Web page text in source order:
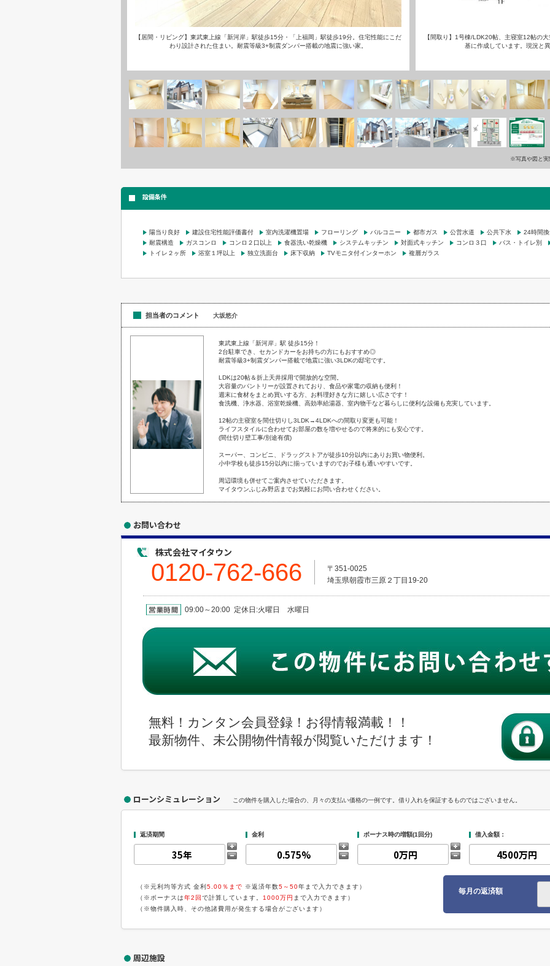
【居間・リビング】東武東上線「新河岸」駅徒歩15分・「上福岡」駅徒歩19分。住宅性能にこだ
わり設計された住まい。耐震等級3+制震ダンパー搭載の地震に強い家。
【間取り】1号棟/LDK20帖、主寝室12帖の
基に作成しています。現況と
※写真や図と実
設備条件
陽当り良好 建設住宅性能評価書付 室内洗濯機置場 フローリング バルコニー 都市ガス 公営水道 公共下水
24時間
耐震構造
ガスコンロ コンロ２口以上 食器洗い乾燥機 システムキッチン 対面式キッチン コンロ３口
バス・トイレ別
トイレ２ヶ所
浴室１坪以上 独立洗面台 床下収納 TVモニタ付インターホン 複層ガラス
担当者のコメント 大坂悠介
東武東上線「新河岸」駅 徒歩15分！
2台駐車でき、セカンドカーをお持ちの方にもおすすめ◎
耐震等級3+制震ダンパー搭載で地震に強い3LDKの邸宅です。
LDKは20帖＆折上天井採用で開放的な空間。
大容量のパントリーが設置されており、食品や家電の収納も便利！
週末に食材をまとめ買いする方、お料理好きな方に嬉しい広さです！
食洗機、浄水器、浴室乾燥機、高効率給湯器、室内物干など暮らしに便利な設備も充実しています。
12帖の主寝室を間仕切りし3LDK→4LDKへの間取り変更も可能！
ライフスタイルに合わせてお部屋の数を増やせるので将来的にも安心です。
(間仕切り壁工事/別途有償)
スーパー、コンビニ、ドラッグストアが徒歩10分以内にありお買い物便利。
小中学校も徒歩15分以内に揃っていますのでお子様も通いやすいです。
周辺環境も併せてご案内させていただきます。
マイタウンふじみ野店までお気軽にお問い合わせください。
お問い合わせ
株式会社マイタウン
0120-762-666
〒351-0025
埼玉県朝霞市三原２丁目19-20
09:00～20:00 定休日:火曜日 水曜日
無料！カンタン会員登録！お得情報満載！！
最新物件、未公開物件情報が閲覧いただけます！
ローンシミュレーション この物件を購入した場合の、月々の支払い価格の一例です。借り入れを保証するものではございません。
返済期間 金利 ボーナス時の増額(1回分) 借入金額：
（※元利均等方式 金利 5.00％まで ※返済年数5～50年まで入力できます）
（※ボーナスは年2回で計算しています。 1000万円 まで入力できます）
（※物件購入時、その他諸費用が発生する場合がございます）
毎月の返済額
周辺施設